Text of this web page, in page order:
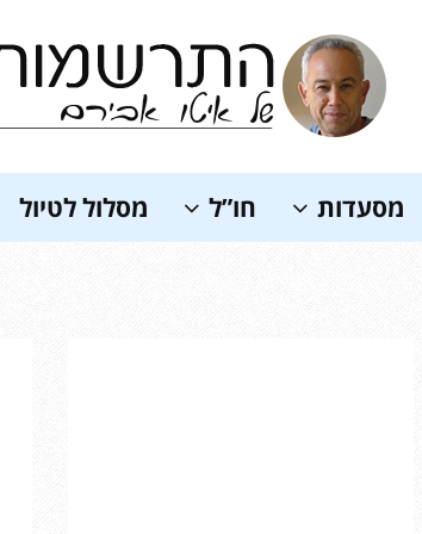
מסעדות חו”ל מסלול לטיול